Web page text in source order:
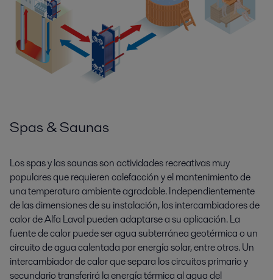
Spas & Saunas
Los spas y las saunas son actividades recreativas muy
populares que requieren calefacción y el mantenimiento de
una temperatura ambiente agradable. Independientemente
de las dimensiones de su instalación, los intercambiadores de
calor de Alfa Laval pueden adaptarse a su aplicación. La
fuente de calor puede ser agua subterránea geotérmica o un
circuito de agua calentada por energía solar, entre otros. Un
intercambiador de calor que separa los circuitos primario y
secundario transferirá la energía térmica al agua del